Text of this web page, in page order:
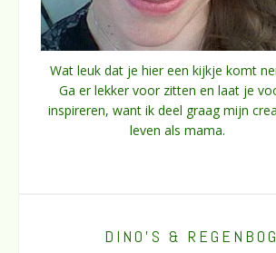
Wat leuk dat je hier een kijkje komt
Ga er lekker voor zitten en laat je
inspireren, want ik deel graag mijn
leven als mama.
DINO’S &